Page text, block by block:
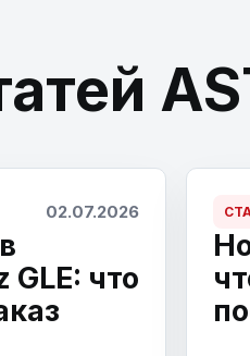
02.07.2026
что